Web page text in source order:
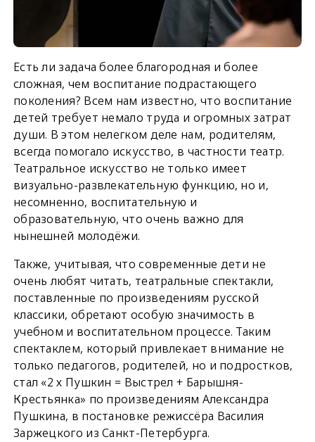
Есть ли задача более благородная и более
сложная, чем воспитание подрастающего
поколения? Всем нам известно, что воспитание
детей требует немало труда и огромных затрат
души. В этом нелегком деле нам, родителям,
всегда помогало искусство, в частности театр.
Театральное искусство не только имеет
визуально-развлекательную функцию, но и,
несомненно, воспитательную и
образовательную, что очень важно для
нынешней молодёжи.
Также, учитывая, что современные дети не
очень любят читать, театральные спектакли,
поставленные по произведениям русской
классики, обретают особую значимость в
учебном и воспитательном процессе. Таким
спектаклем, который привлекает внимание не
только педагогов, родителей, но и подростков,
стал «2 х Пушкин = Выстрел + Барышня-
Крестьянка» по произведениям Александра
Пушкина, в постановке режиссёра Василия
Заржецкого из Санкт-Петербурга.